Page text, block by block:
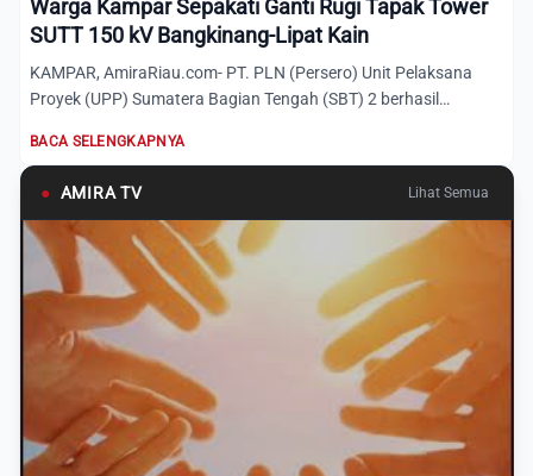
Warga Kampar Sepakati Ganti Rugi Tapak Tower
SUTT 150 kV Bangkinang-Lipat Kain
KAMPAR, AmiraRiau.com- PT. PLN (Persero) Unit Pelaksana
Proyek (UPP) Sumatera Bagian Tengah (SBT) 2 berhasil
BACA SELENGKAPNYA
● AMIRA TV Lihat Semua